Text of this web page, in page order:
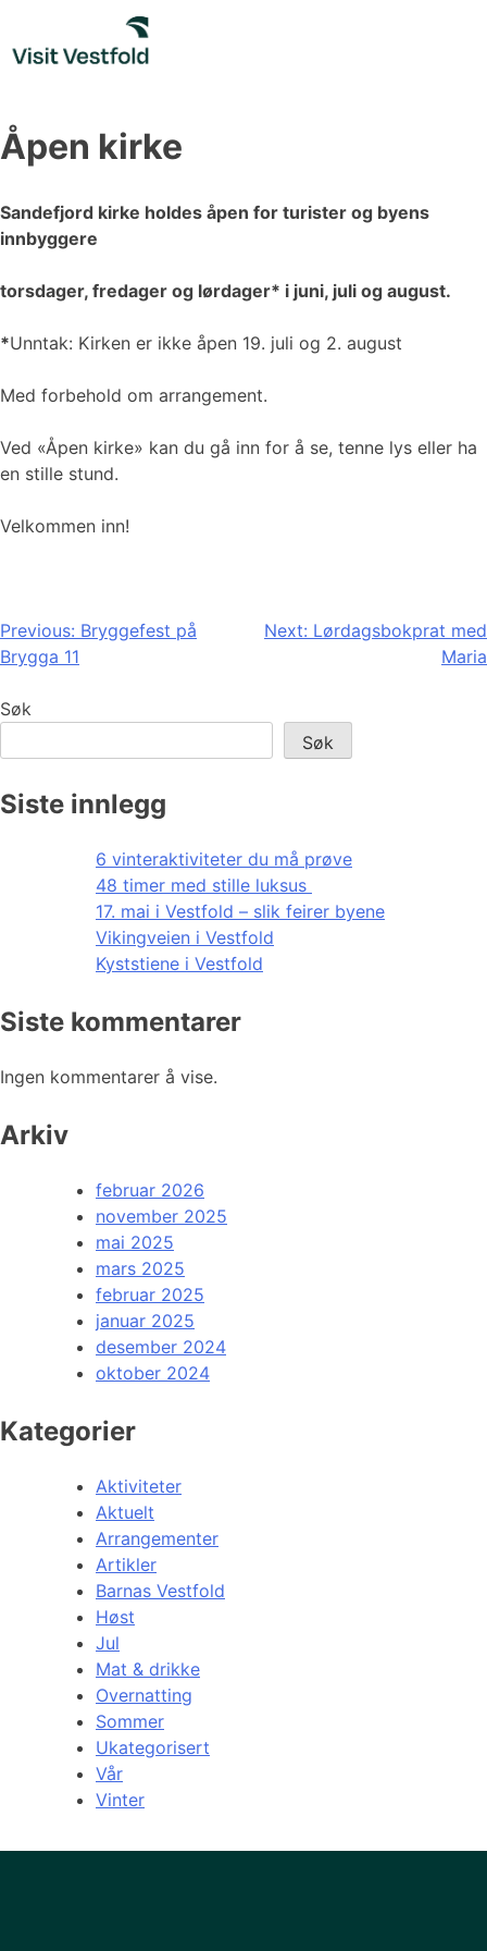
content
Åpen kirke
Sandefjord kirke holdes åpen for turister og byens
innbyggere
torsdager, fredager og lørdager* i juni, juli og august.
*Unntak: Kirken er ikke åpen 19. juli og 2. august
Med forbehold om arrangement.
Ved «Åpen kirke» kan du gå inn for å se, tenne lys eller ha
en stille stund.
Velkommen inn!
Innleggsnavigasjon
Previous: Bryggefest på
Brygga 11
Next: Lørdagsbokprat med
Maria
Søk
Søk
Siste innlegg
6 vinteraktiviteter du må prøve
48 timer med stille luksus
17. mai i Vestfold – slik feirer byene
Vikingveien i Vestfold
Kyststiene i Vestfold
Siste kommentarer
Ingen kommentarer å vise.
Arkiv
februar 2026
november 2025
mai 2025
mars 2025
februar 2025
januar 2025
desember 2024
oktober 2024
Kategorier
Aktiviteter
Aktuelt
Arrangementer
Artikler
Barnas Vestfold
Høst
Jul
Mat & drikke
Overnatting
Sommer
Ukategorisert
Vår
Vinter